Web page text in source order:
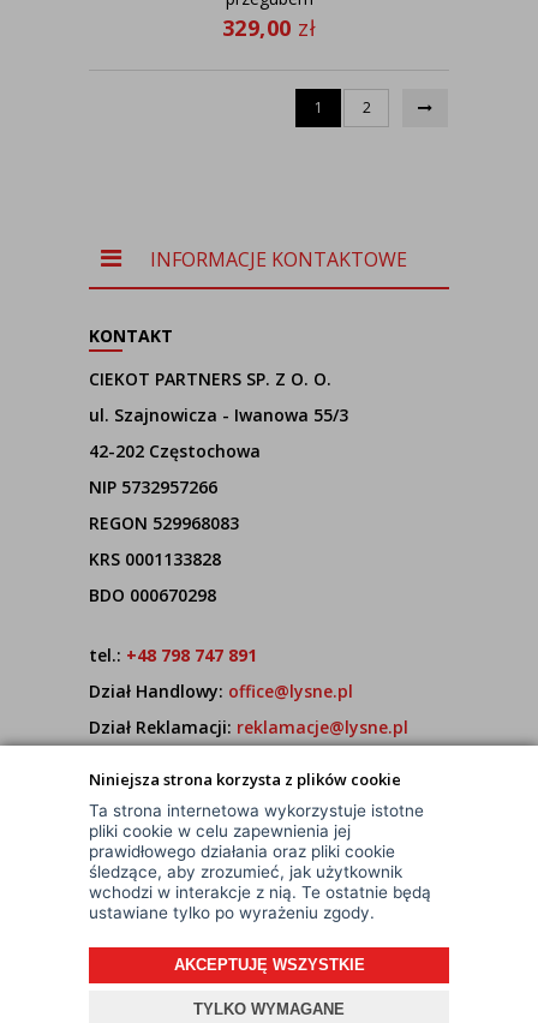
Niniejsza strona korzysta z plików cookie
Ta strona internetowa wykorzystuje istotne
pliki cookie w celu zapewnienia jej
prawidłowego działania oraz pliki cookie
śledzące, aby zrozumieć, jak użytkownik
wchodzi w interakcje z nią. Te ostatnie będą
ustawiane tylko po wyrażeniu zgody.
AKCEPTUJĘ WSZYSTKIE
TYLKO WYMAGANE
329,00 zł
1 2
INFORMACJE KONTAKTOWE
KONTAKT
CIEKOT PARTNERS SP. Z O. O.
ul. Szajnowicza - Iwanowa 55/3
42-202 Częstochowa
NIP 5732957266
REGON 529968083
KRS 0001133828
BDO 000670298
tel.: +48 798 747 891
Dział Handlowy: office@lysne.pl
Dział Reklamacji: reklamacje@lysne.pl
7:00 - 15:00
© Wszelkie Prawa Zastrzeżone
Projekt i oprogramowanie sklepu: